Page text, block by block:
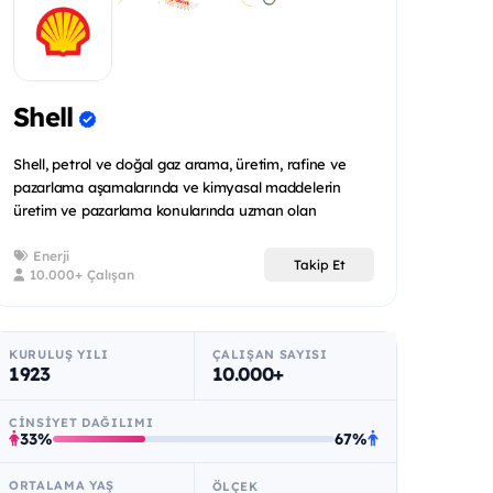
Shell
Shell, petrol ve doğal gaz arama, üretim, rafine ve
pazarlama aşamalarında ve kimyasal maddelerin
üretim ve pazarlama konularında uzman olan
Enerji
10.000+ Çalışan
Takip Et
KURULUŞ YILI
1923
ÇALIŞAN SAYISI
10.000+
CINSIYET DAĞILIMI
33% 67%
ORTALAMA YAŞ ÖLÇEK